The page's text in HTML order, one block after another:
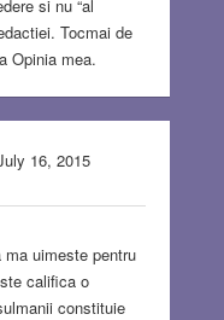
si nu “al
Tocmai de
Opinia mea.
16, 2015
uimeste pentru
califica o
constituie